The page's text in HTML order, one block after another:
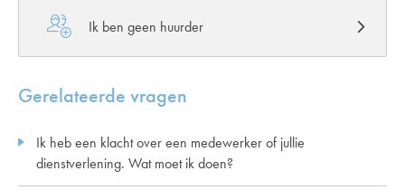
 Ik ben geen huurder
Gerelateerde vragen
Ik heb een klacht over een medewerker of jullie
dienstverlening. Wat moet ik doen?